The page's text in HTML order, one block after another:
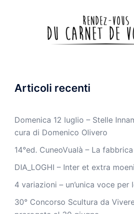
Articoli recenti
Domenica 12 luglio – Stelle
cura di Domenico Olivero
14°ed. CuneoVualà – La
DIA_LOGHI – Inter et extra
4 variazioni – un’unica voce per
30° Concorso Scultura da